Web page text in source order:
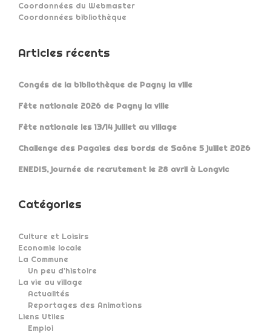
Coordonnées du Webmaster
Coordonnées bibliothèque
Articles récents
Congés de la bibliothèque de Pagny la ville
Fête nationale 2026 de Pagny la ville
Fête nationale les 13/14 juillet au village
Challenge des Pagaies des bords de Saône 5 juillet 2026
ENEDIS, journée de recrutement le 28 avril à Longvic
Catégories
Culture et Loisirs
Economie locale
La Commune
Un peu d'histoire
La vie au village
Actualités
Reportages des Animations
Liens Utiles
Emploi